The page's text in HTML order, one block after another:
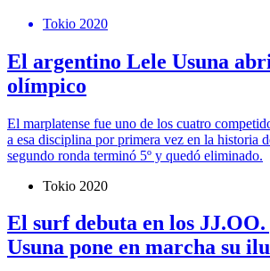
Tokio 2020
El argentino Lele Usuna
olímpico
El marplatense fue uno de los cuatro
a esa disciplina por primera vez en la historia
segundo ronda terminó 5º y quedó eliminado.
Tokio 2020
El surf debuta en los JJ.OO.
Usuna pone en marcha su